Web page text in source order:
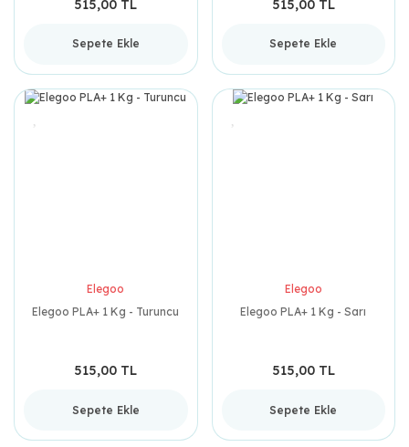
515,00 TL
Sepete Ekle
515,00 TL
Sepete Ekle
Elegoo
Elegoo PLA+ 1 Kg - Turuncu
515,00 TL
Sepete Ekle
Elegoo
Elegoo PLA+ 1 Kg - Sarı
515,00 TL
Sepete Ekle